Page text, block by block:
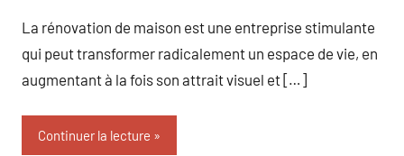
La rénovation de maison est une entreprise stimulante
qui peut transformer radicalement un espace de vie, en
augmentant à la fois son attrait visuel et […]
Continuer la lecture